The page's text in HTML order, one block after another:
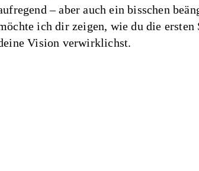
– aber auch ein bisschen
ich dir zeigen, wie du die ersten
Vision verwirklichst.